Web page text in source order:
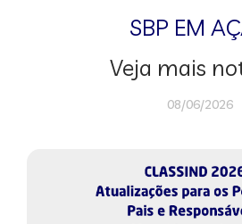
SBP EM
Veja mais
08/06/2026